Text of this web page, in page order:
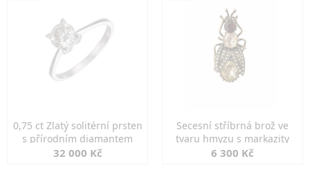
0,75 ct Zlatý solitérní prsten
s přírodním diamantem
32 000 Kč
Secesní stříbrná brož ve
tvaru hmyzu s markazity
6 300 Kč